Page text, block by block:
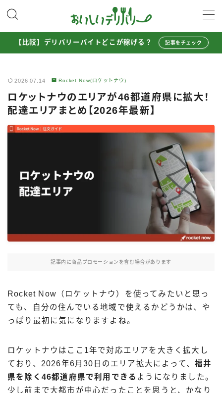
MENU
Uber Eats配達員ガイド
出前館配達員ガイド
収入シミュレーター
配達員の体験談・口コミ
Uber Eatsの注文ガイド
フードデリバリークーポン比較
Uber Eats加盟店ガイド
Uber Eats出店方法
出店店舗の取材記事
【比較】デリバリーバイトどこが稼げる？ 記事をチェック
2026.07.14 Rocket Now(ロケットナウ)
ロケットナウのエリアが46都道府県に拡大！
配達エリアまとめ【2026年最新】
記事内に商品プロモーションを含む場合があります
Rocket Now（ロケットナウ）を使ってみたいと思っ
ても、自分の住んでいる地域で使えるかどうかは、や
っぱり最初に気になりますよね。
ロケットナウはここ1年で対応エリアを大きく拡大し
ており、2026年6月30日のエリア拡大によって、 福井
県を除く46都道府県で利用できる ようになりました。
少し前まで大都市が中心だったことを思うと、かなり